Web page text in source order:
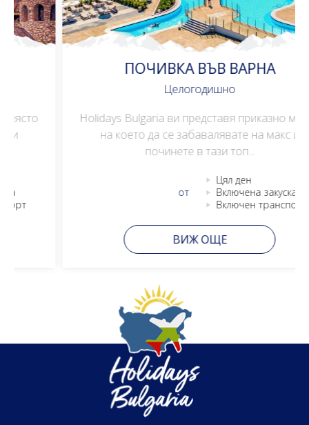
ПОЧИВКА ВЪВ ВАРНА
Целогодишно
Holidays Bulgaria ви представя приказно място
на което да се забавалявате на макс и
починете в тази топ...
Включена закуска
Включен транспорт
ВИЖ ОЩЕ